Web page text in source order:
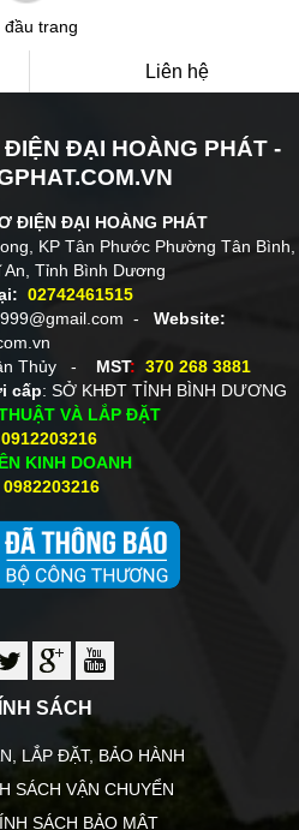
đầu trang
Liên hệ
ĐẠI HOÀNG PHÁT -
ĐIỆN ĐẠI HOÀNG PHÁT
KP Tân Phước Phường Tân Bình,
An, Tỉnh Bình Dương
02742461515
- Website:
Thủy - MST: 370 268 3881
cấp: SỞ KHĐT TỈNH BÌNH DƯƠNG
VÀ LẮP ĐẶT
0912203216
KINH DOANH
0982203216
SÁCH
LẮP ĐẶT, BẢO HÀNH
SÁCH VẬN CHUYỂN
SÁCH BẢO MẬT